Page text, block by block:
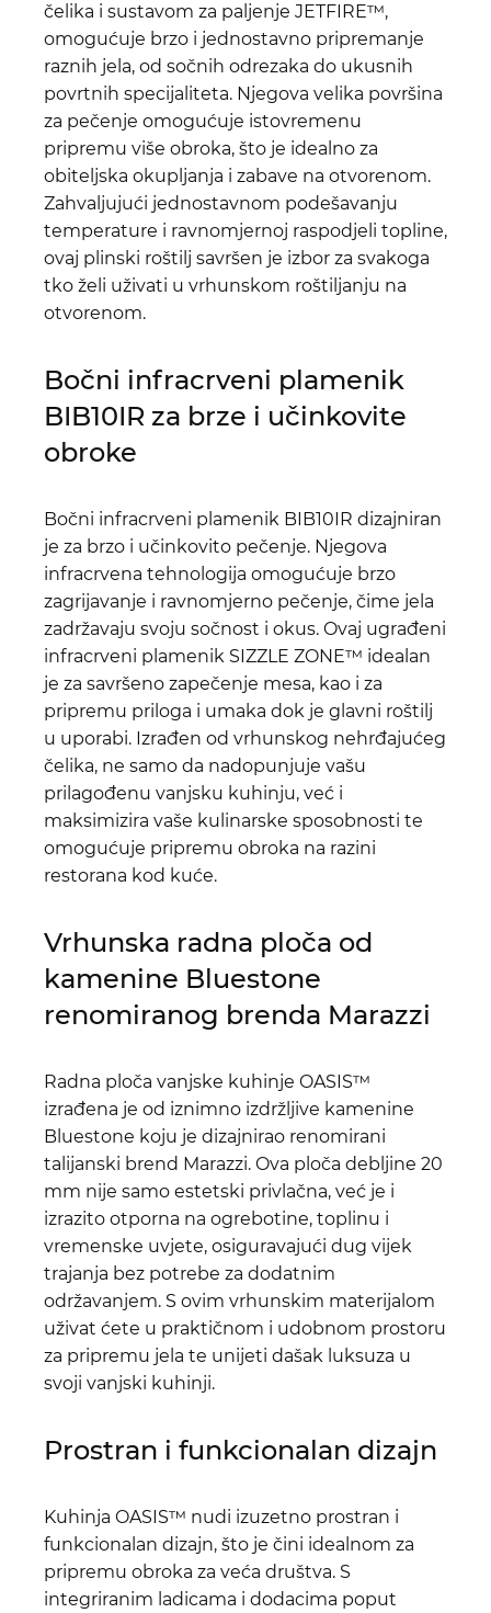
čelika i sustavom za paljenje JETFIRE™,
omogućuje brzo i jednostavno pripremanje
raznih jela, od sočnih odrezaka do ukusnih
povrtnih specijaliteta. Njegova velika površina
za pečenje omogućuje istovremenu
pripremu više obroka, što je idealno za
obiteljska okupljanja i zabave na otvorenom.
Zahvaljujući jednostavnom podešavanju
temperature i ravnomjernoj raspodjeli topline,
ovaj plinski roštilj savršen je izbor za svakoga
tko želi uživati u vrhunskom roštiljanju na
otvorenom.
Bočni infracrveni plamenik
BIB10IR za brze i učinkovite
obroke
Bočni infracrveni plamenik BIB10IR dizajniran
je za brzo i učinkovito pečenje. Njegova
infracrvena tehnologija omogućuje brzo
zagrijavanje i ravnomjerno pečenje, čime jela
zadržavaju svoju sočnost i okus. Ovaj ugrađeni
infracrveni plamenik SIZZLE ZONE™ idealan
je za savršeno zapečenje mesa, kao i za
pripremu priloga i umaka dok je glavni roštilj
u uporabi. Izrađen od vrhunskog nehrđajućeg
čelika, ne samo da nadopunjuje vašu
prilagođenu vanjsku kuhinju, već i
maksimizira vaše kulinarske sposobnosti te
omogućuje pripremu obroka na razini
restorana kod kuće.
Vrhunska radna ploča od
kamenine Bluestone
renomiranog brenda Marazzi
Radna ploča vanjske kuhinje OASIS™
izrađena je od iznimno izdržljive kamenine
Bluestone koju je dizajnirao renomirani
talijanski brend Marazzi. Ova ploča debljine 20
mm nije samo estetski privlačna, već je i
izrazito otporna na ogrebotine, toplinu i
vremenske uvjete, osiguravajući dug vijek
trajanja bez potrebe za dodatnim
održavanjem. S ovim vrhunskim materijalom
uživat ćete u praktičnom i udobnom prostoru
za pripremu jela te unijeti dašak luksuza u
svoji vanjski kuhinji.
Prostran i funkcionalan dizajn
Kuhinja OASIS™ nudi izuzetno prostran i
funkcionalan dizajn, što je čini idealnom za
pripremu obroka za veća društva. S
integriranim ladicama i dodacima poput